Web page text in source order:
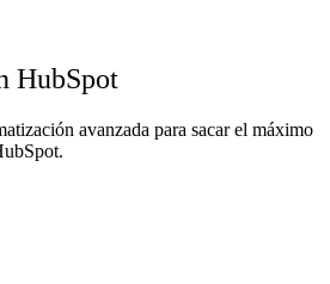
HubSpot
avanzada para sacar el máximo